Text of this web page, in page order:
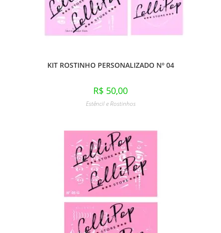
KIT ROSTINHO PERSONALIZADO Nº 04
R$ 50,00
Estêncil e Rostinhos